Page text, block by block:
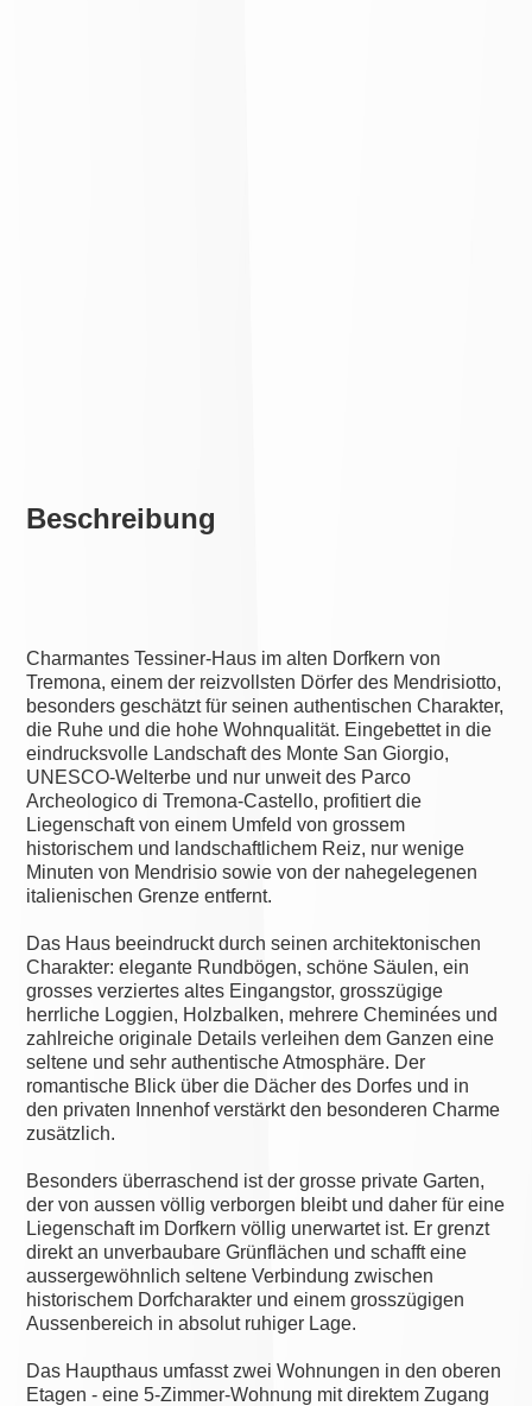
Beschreibung
Charmantes Tessiner-Haus im alten Dorfkern von
Tremona, einem der reizvollsten Dörfer des Mendrisiotto,
besonders geschätzt für seinen authentischen Charakter,
die Ruhe und die hohe Wohnqualität. Eingebettet in die
eindrucksvolle Landschaft des Monte San Giorgio,
UNESCO-Welterbe und nur unweit des Parco
Archeologico di Tremona-Castello, profitiert die
Liegenschaft von einem Umfeld von grossem
historischem und landschaftlichem Reiz, nur wenige
Minuten von Mendrisio sowie von der nahegelegenen
italienischen Grenze entfernt.
Das Haus beeindruckt durch seinen architektonischen
Charakter: elegante Rundbögen, schöne Säulen, ein
grosses verziertes altes Eingangstor, grosszügige
herrliche Loggien, Holzbalken, mehrere Cheminées und
zahlreiche originale Details verleihen dem Ganzen eine
seltene und sehr authentische Atmosphäre. Der
romantische Blick über die Dächer des Dorfes und in
den privaten Innenhof verstärkt den besonderen Charme
zusätzlich.
Besonders überraschend ist der grosse private Garten,
der von aussen völlig verborgen bleibt und daher für eine
Liegenschaft im Dorfkern völlig unerwartet ist. Er grenzt
direkt an unverbaubare Grünflächen und schafft eine
aussergewöhnlich seltene Verbindung zwischen
historischem Dorfcharakter und einem grosszügigen
Aussenbereich in absolut ruhiger Lage.
Das Haupthaus umfasst zwei Wohnungen in den oberen
Etagen - eine 5-Zimmer-Wohnung mit direktem Zugang